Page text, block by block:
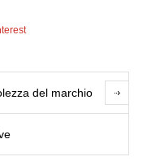
del marchio